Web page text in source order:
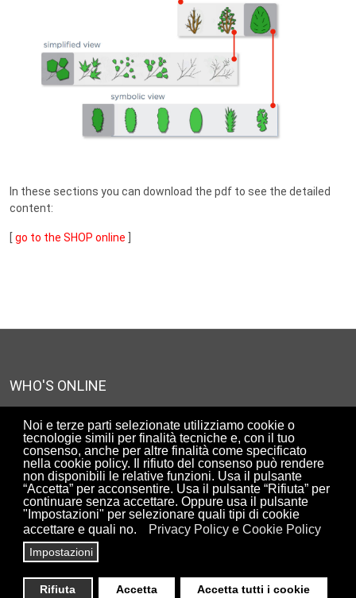
Noi e terze parti selezionate utilizziamo cookie o
tecnologie simili per finalità tecniche e, con il tuo
consenso, anche per altre finalità come specificato
nella cookie policy. Il rifiuto del consenso può rendere
non disponibili le relative funzioni. Usa il pulsante
“Accetta” per acconsentire. Usa il pulsante “Rifiuta” per
continuare senza accettare. Oppure usa il pulsante
"Impostazioni" per selezionare quali tipi di cookie
accettare e quali no.
Privacy Policy e Cookie Policy
Impostazioni
Rifiuta Accetta Accetta tutti i cookie
In these sections you can download the pdf to see the detailed
content:
go to the SHOP online
WHO'S ONLINE
We have 1249 guests and no members online
UTENTI ISCRITTI AL SITO
90305
via Clemente X n.18, 00167 Roma, Italy - Privacy & Policy